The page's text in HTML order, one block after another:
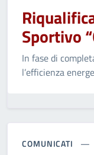
Sportivo
In fase di
l’efficienza
COMUNICATI